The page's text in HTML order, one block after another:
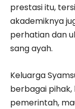
prestasi itu,
akademiknya
perhatian dan
sang ayah.
Keluarga
berbagai
pemerintah,